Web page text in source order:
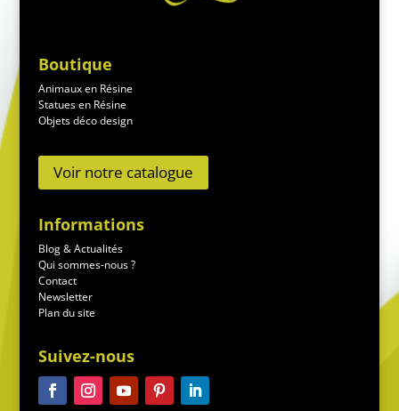
Boutique
Animaux en Résine
Statues en Résine
Objets déco design
Voir notre catalogue
Informations
Blog & Actualités
Qui sommes-nous ?
Contact
Newsletter
Plan du site
Suivez-nous